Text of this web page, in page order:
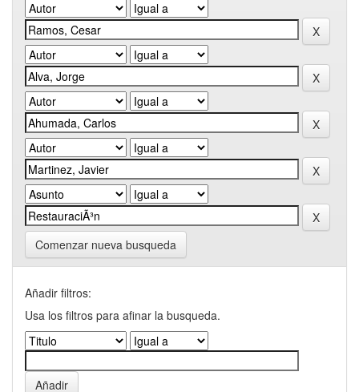
Comenzar nueva busqueda
Añadir filtros:
Usa los filtros para afinar la busqueda.